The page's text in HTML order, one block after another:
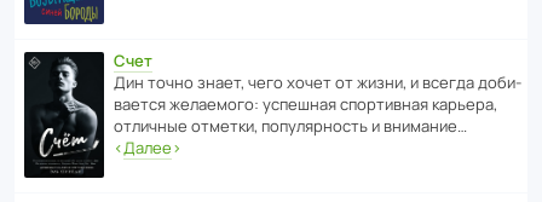
Счет
Дин точно знает, чего хочет от жизни, и всегда доби­
ва­ется жела­е­мого: успе­шная спор­ти­вная карьера,
отли­чные отметки, попу­ля­р­ность и внимание…
‹Далее›